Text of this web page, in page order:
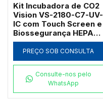
Kit Incubadora de CO2
Vision VS-2180-C7-UV-
IC com Touch Screen e
Biossegurança HEPA
180L
PREÇO SOB CONSULTA
Consulte-nos pelo
WhatsApp